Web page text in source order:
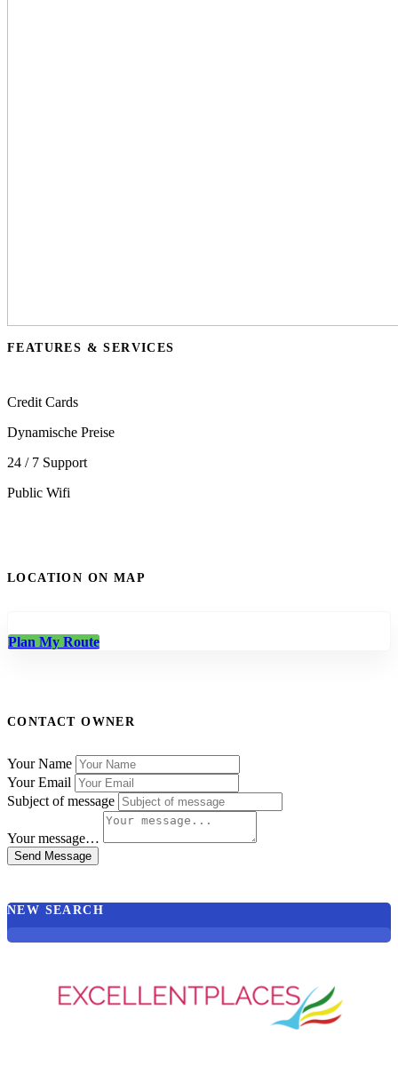
FEATURES & SERVICES
Credit Cards
Dynamische Preise
24 / 7 Support
Public Wifi
LOCATION ON MAP
Plan My Route
CONTACT OWNER
Your Name
Your Email
Subject of message
Your message…
Send Message
NEW SEARCH